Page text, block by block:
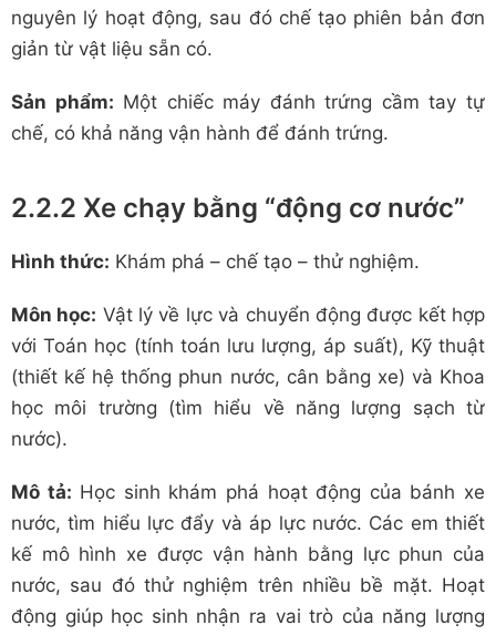
nguyên lý hoạt động, sau đó chế tạo phiên bản đơn
giản từ vật liệu sẵn có.
Sản phẩm: Một chiếc máy đánh trứng cầm tay tự
chế, có khả năng vận hành để đánh trứng.
2.2.2 Xe chạy bằng “động cơ nước”
Hình thức: Khám phá – chế tạo – thử nghiệm.
Môn học: Vật lý về lực và chuyển động được kết hợp
với Toán học (tính toán lưu lượng, áp suất), Kỹ thuật
(thiết kế hệ thống phun nước, cân bằng xe) và Khoa
học môi trường (tìm hiểu về năng lượng sạch từ
nước).
Mô tả: Học sinh khám phá hoạt động của bánh xe
nước, tìm hiểu lực đẩy và áp lực nước. Các em thiết
kế mô hình xe được vận hành bằng lực phun của
nước, sau đó thử nghiệm trên nhiều bề mặt. Hoạt
động giúp học sinh nhận ra vai trò của năng lượng